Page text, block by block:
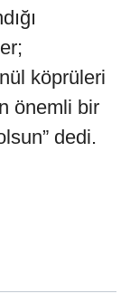
köprüleri
önemli bir
dedi.